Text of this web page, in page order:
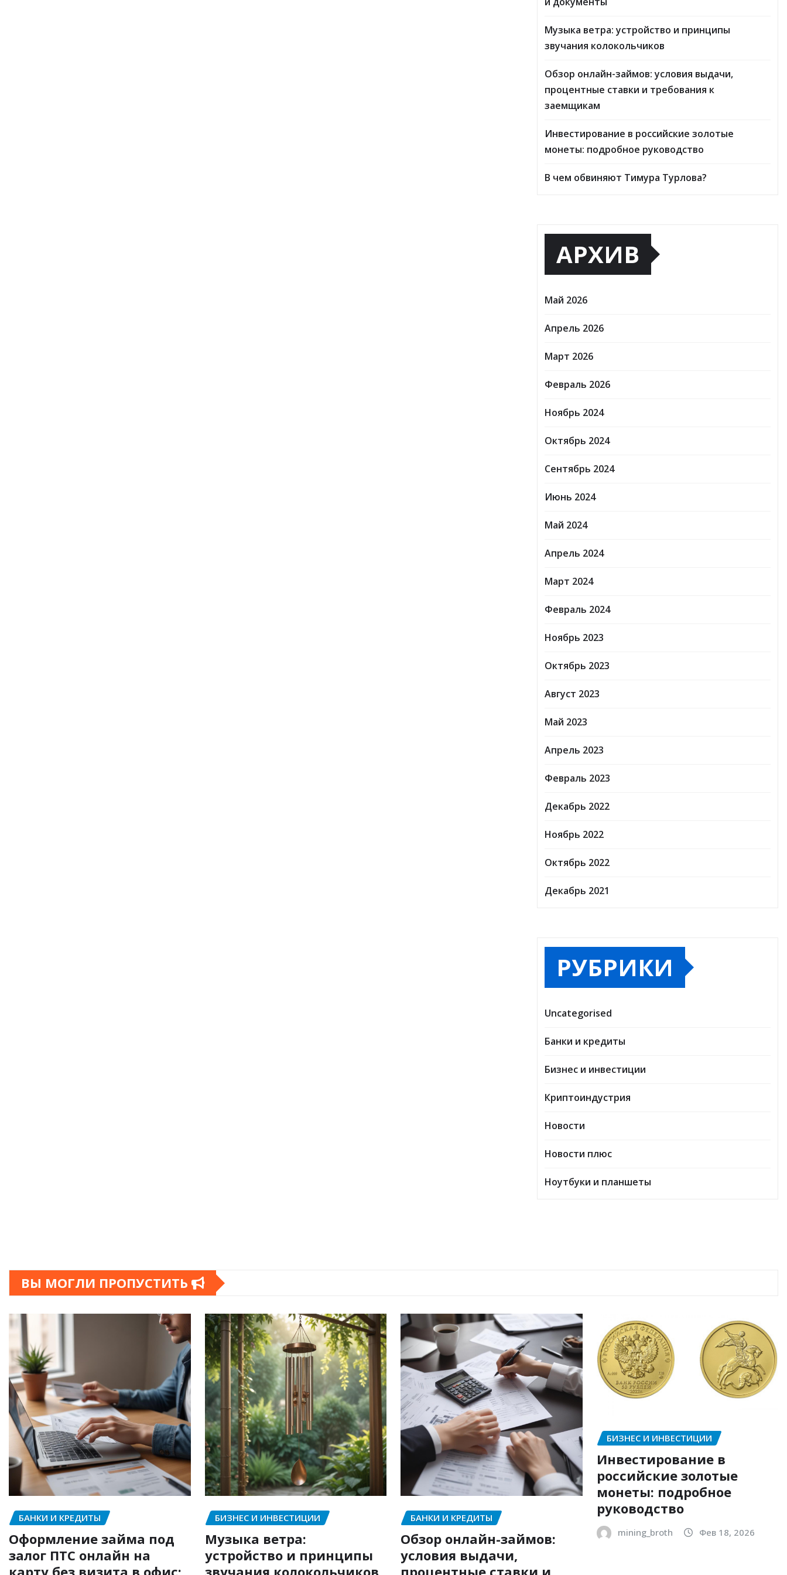
Музыка ветра: устройство и принципы
звучания колокольчиков
Обзор онлайн-займов: условия выдачи,
процентные ставки и требования к
заемщикам
Инвестирование в российские золотые
монеты: подробное руководство
В чем обвиняют Тимура Турлова?
АРХИВ
Май 2026
Апрель 2026
Март 2026
Февраль 2026
Ноябрь 2024
Октябрь 2024
Сентябрь 2024
Июнь 2024
Май 2024
Апрель 2024
Март 2024
Февраль 2024
Ноябрь 2023
Октябрь 2023
Август 2023
Май 2023
Апрель 2023
Февраль 2023
Декабрь 2022
Ноябрь 2022
Октябрь 2022
Декабрь 2021
РУБРИКИ
Uncategorised
Банки и кредиты
Бизнес и инвестиции
Криптоиндустрия
Новости
Новости плюс
Ноутбуки и планшеты
ВЫ МОГЛИ ПРОПУСТИТЬ
БАНКИ И КРЕДИТЫ
Оформление займа под
залог ПТС онлайн на
БИЗНЕС И ИНВЕСТИЦИИ
Музыка ветра:
устройство и принципы
БАНКИ И КРЕДИТЫ
Обзор онлайн-займов:
условия выдачи,
БИЗНЕС И ИНВЕСТИЦИИ
Инвестирование в
российские золотые
монеты: подробное
руководство
mining_broth Фев 18, 2026